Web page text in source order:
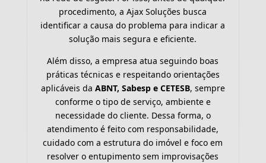
procedimento, a Ajax Soluções busca
identificar a causa do problema para indicar a
solução mais segura e eficiente.
Além disso, a empresa atua seguindo boas
práticas técnicas e respeitando orientações
aplicáveis da ABNT, Sabesp e CETESB, sempre
conforme o tipo de serviço, ambiente e
necessidade do cliente. Dessa forma, o
atendimento é feito com responsabilidade,
cuidado com a estrutura do imóvel e foco em
resolver o entupimento sem improvisações